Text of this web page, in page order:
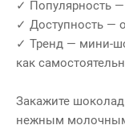
✓ Популярность
✓ Доступность —
✓ Тренд —
как
Закажите
нежным